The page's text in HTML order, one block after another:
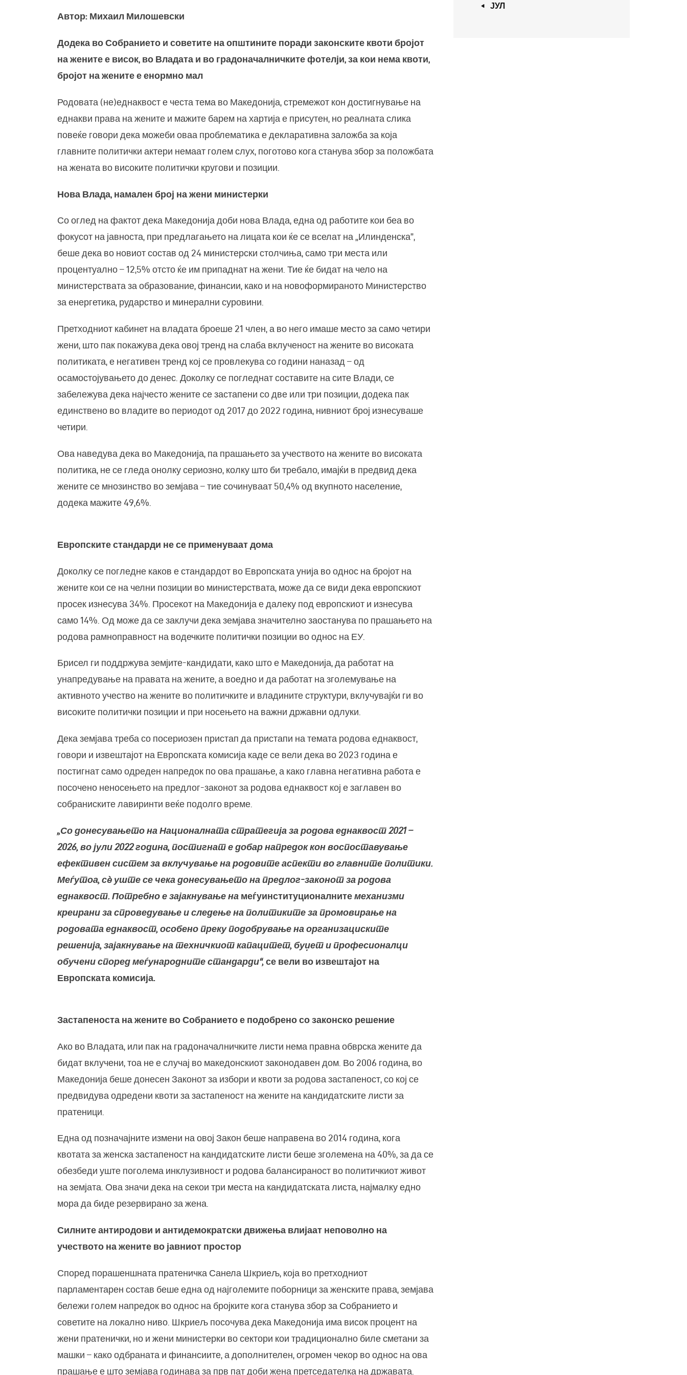
Автор: Михаил Милошевски
Додека во Собранието и советите на општините поради законските квоти бројот
на жените е висок, во Владата и во градоначалничките фотелји, за кои нема квоти,
бројот на жените е енормно мал
Родовата (не)еднаквост е честа тема во Македонија, стремежот кон достигнување на
еднакви права на жените и мажите барем на хартија е присутен, но реалната слика
повеќе говори дека можеби оваа проблематика е декларативна заложба за која
главните политички актери немаат голем слух, поготово кога станува збор за положбата
на жената во високите политички кругови и позиции.
Нова Влада, намален број на жени министерки
Со оглед на фактот дека Македонија доби нова Влада, една од работите кои беа во
фокусот на јавноста, при предлагањето на лицата кои ќе се вселат на „Илинденска”,
беше дека во новиот состав од 24 министерски столчиња, само три места или
процентуално – 12,5% отсто ќе им припаднат на жени. Тие ќе бидат на чело на
министерствата за образование, финансии, како и на новоформираното Министерство
за енергетика, рударство и минерални суровини.
Претходниот кабинет на владата броеше 21 член, а во него имаше место за само четири
жени, што пак покажува дека овој тренд на слаба вклученост на жените во високата
политиката, е негативен тренд кој се провлекува со години наназад – од
осамостојувањето до денес. Доколку се погледнат составите на сите Влади, се
забележува дека најчесто жените се застапени со две или три позиции, додека пак
единствено во владите во периодот од 2017 до 2022 година, нивниот број изнесуваше
четири.
Ова наведува дека во Македонија, па прашањето за учеството на жените во високата
политика, не се гледа онолку сериозно, колку што би требало, имајќи в предвид дека
жените се мнозинство во земјава – тие сочинуваат 50,4% од вкупното население,
додека мажите 49,6%.
Европските стандарди не се применуваат дома
Доколку се погледне каков е стандардот во Европската унија во однос на бројот на
жените кои се на челни позиции во министерствата, може да се види дека европскиот
просек изнесува 34%. Просекот на Македонија е далеку под европскиот и изнесува
само 14%. Од може да се заклучи дека земјава значително заостанува по прашањето на
родова рамноправност на водечките политички позиции во однос на ЕУ.
Брисел ги поддржува земјите-кандидати, како што е Македонија, да работат на
унапредување на правата на жените, а воедно и да работат на зголемување на
активното учество на жените во политичките и владините структури, вклучувајќи ги во
високите политички позиции и при носењето на важни државни одлуки.
Дека земјава треба со посериозен пристап да пристапи на темата родова еднаквост,
говори и извештајот на Европската комисија каде се вели дека во 2023 година е
постигнат само одреден напредок по ова прашање, а како главна негативна работа е
посочено неносењето на предлог-законот за родова еднаквост кој е заглавен во
собраниските лавиринти веќе подолго време.
„Со донесувањето на Националната стратегија за родова еднаквост 2021 –
2026, во јули 2022 година, постигнат е добар напредок кон воспоставување
ефективен систем за вклучување на родовите аспекти во главните политики.
Меѓутоа, сè уште се чека донесувањето на предлог-законот за родова
еднаквост. Потребно е зајакнување на меѓуинституционалните механизми
креирани за спроведување и следење на политиките за промовирање на
родовата еднаквост, особено преку подобрување на организациските
решенија, зајакнување на техничкиот капацитет, буџет и професионалци
обучени според меѓународните стандарди“, се вели во извештајот на
Европската комисија.
Застапеноста на жените во Собранието е подобрено со законско решение
Ако во Владата, или пак на градоначалничките листи нема правна обврска жените да
бидат вклучени, тоа не е случај во македонскиот законодавен дом. Во 2006 година, во
Македонија беше донесен Законот за избори и квоти за родова застапеност, со кој се
предвидува одредени квоти за застапеност на жените на кандидатските листи за
пратеници.
Една од позначајните измени на овој Закон беше направена во 2014 година, кога
квотата за женска застапеност на кандидатските листи беше зголемена на 40%, за да се
обезбеди уште поголема инклузивност и родова балансираност во политичкиот живот
на земјата. Ова значи дека на секои три места на кандидатската листа, најмалку едно
мора да биде резервирано за жена.
Силните антиродови и антидемократски движења влијаат неповолно на
учеството на жените во јавниот простор
Според порашеншната пратеничка Санела Шкриељ, која во претходниот
парламентарен состав беше една од најголемите поборници за женските права, земјава
бележи голем напредок во однос на бројките кога станува збор за Собранието и
советите на локално ниво. Шкриељ посочува дека Македонија има висок процент на
жени пратенички, но и жени министерки во сектори кои традиционално биле сметани за
машки – како одбраната и финансиите, а дополнителен, огромен чекор во однос на ова
прашање е што земјава годинава за прв пат доби жена претседателка на државата.
« ЈУЛ